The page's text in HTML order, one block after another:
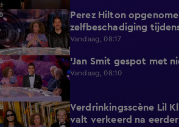
3:42
Perez Hilton
zelfbeschadiging
Vandaag, 08:17
1:42 'Jan Smit gespot met
Vandaag, 08:10
4:12
Verdrinkingsscène Lil
valt verkeerd na